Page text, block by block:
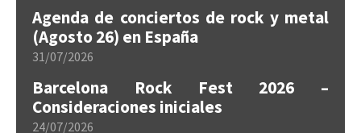
Agenda de conciertos de rock y metal
(Agosto 26) en España
31/07/2026
Barcelona Rock Fest 2026 –
Consideraciones iniciales
24/07/2026